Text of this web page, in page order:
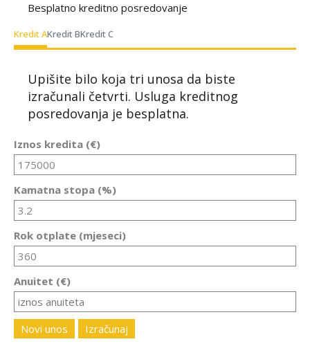
Besplatno kreditno posredovanje
Kredit AKredit BKredit C
Upišite bilo koja tri unosa da biste
izračunali četvrti. Usluga kreditnog
posredovanja je besplatna.
Iznos kredita (€)
Kamatna stopa (%)
Rok otplate (mjeseci)
Anuitet (€)
Novi unos Izračunaj